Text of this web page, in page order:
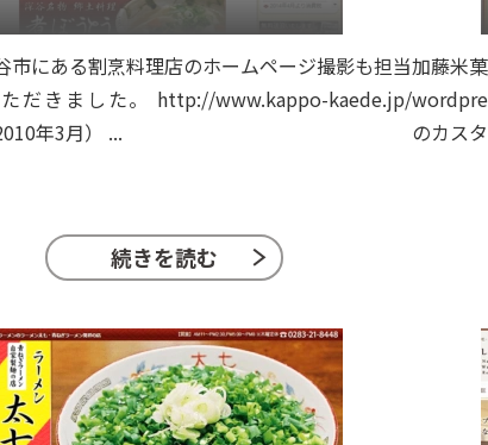
市にある割烹料理店のホームページ撮影も担当
だきました。 http://www.kappo-kaede.jp/
年3月） ...
続きを読む
加藤米
のカス